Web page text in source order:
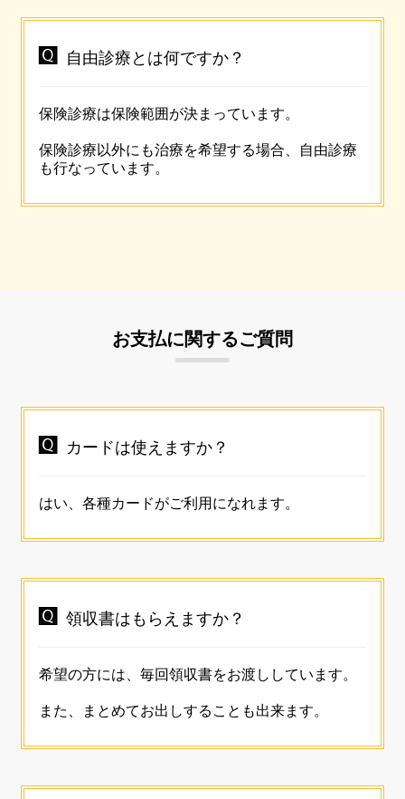
 自由診療とは何ですか？
保険診療は保険範囲が決まっています。
保険診療以外にも治療を希望する場合、自由診療
も行なっています。
お支払に関するご質問
 カードは使えますか？
はい、各種カードがご利用になれます。
 領収書はもらえますか？
希望の方には、毎回領収書をお渡ししています。
また、まとめてお出しすることも出来ます。